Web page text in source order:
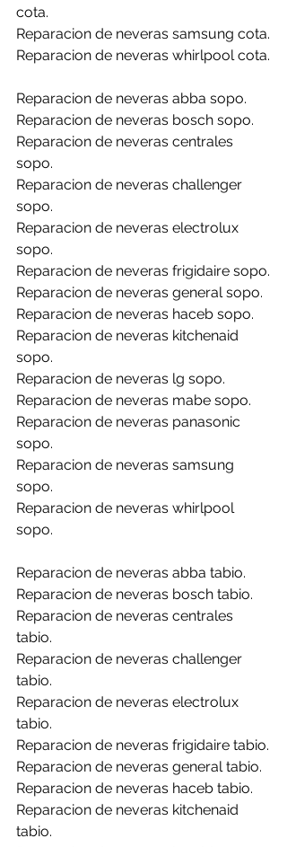
cota.
Reparacion de neveras samsung cota.
Reparacion de neveras whirlpool cota.
Reparacion de neveras abba sopo.
Reparacion de neveras bosch sopo.
Reparacion de neveras centrales
sopo.
Reparacion de neveras challenger
sopo.
Reparacion de neveras electrolux
sopo.
Reparacion de neveras frigidaire sopo.
Reparacion de neveras general sopo.
Reparacion de neveras haceb sopo.
Reparacion de neveras kitchenaid
sopo.
Reparacion de neveras lg sopo.
Reparacion de neveras mabe sopo.
Reparacion de neveras panasonic
sopo.
Reparacion de neveras samsung
sopo.
Reparacion de neveras whirlpool
sopo.
Reparacion de neveras abba tabio.
Reparacion de neveras bosch tabio.
Reparacion de neveras centrales
tabio.
Reparacion de neveras challenger
tabio.
Reparacion de neveras electrolux
tabio.
Reparacion de neveras frigidaire tabio.
Reparacion de neveras general tabio.
Reparacion de neveras haceb tabio.
Reparacion de neveras kitchenaid
tabio.